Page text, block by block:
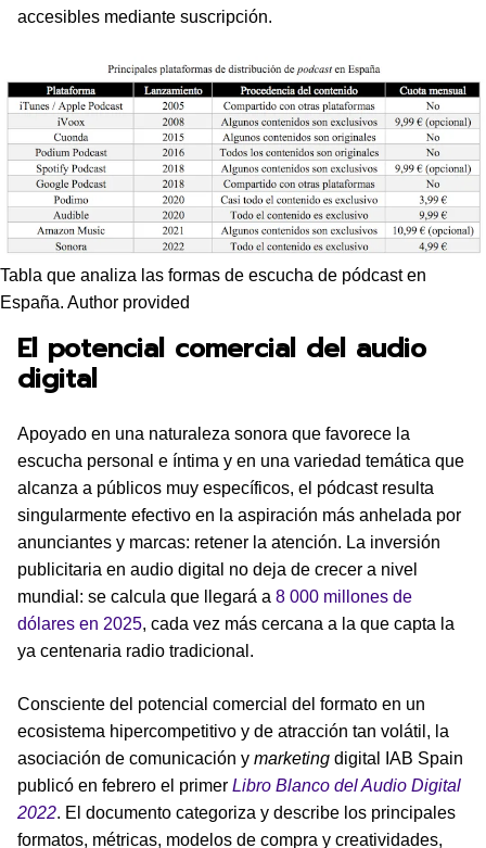
accesibles mediante suscripción.
Tabla que analiza las formas de escucha de pódcast en
España. Author provided
El potencial comercial del audio
digital
Apoyado en una naturaleza sonora que favorece la
escucha personal e íntima y en una variedad temática que
alcanza a públicos muy específicos, el pódcast resulta
singularmente efectivo en la aspiración más anhelada por
anunciantes y marcas: retener la atención. La inversión
publicitaria en audio digital no deja de crecer a nivel
mundial: se calcula que llegará a 8 000 millones de
dólares en 2025, cada vez más cercana a la que capta la
ya centenaria radio tradicional.
Consciente del potencial comercial del formato en un
ecosistema hipercompetitivo y de atracción tan volátil, la
asociación de comunicación y marketing digital IAB Spain
publicó en febrero el primer Libro Blanco del Audio Digital
2022. El documento categoriza y describe los principales
formatos, métricas, modelos de compra y creatividades,